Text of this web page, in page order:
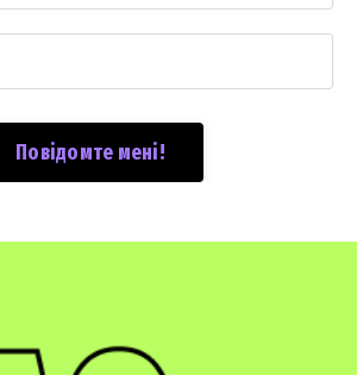
Повідомте мені!